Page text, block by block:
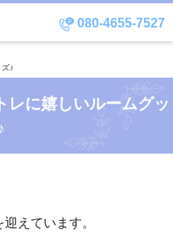
080-4655-7527
♪
レに嬉しいルームグッ
えています。